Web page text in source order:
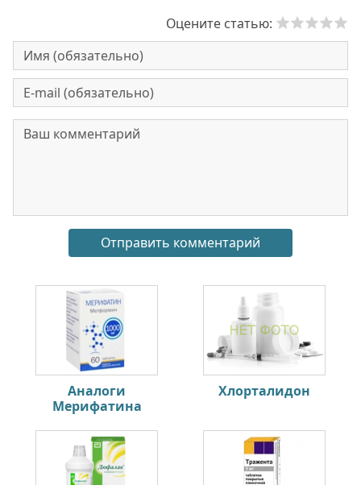
Оцените статью:
Аналоги
Мерифатина
Хлорталидон